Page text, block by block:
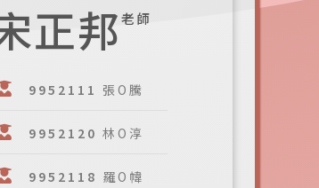
正邦老師
9952111 張O騰
9952120 林O淳
9952118 羅O幃